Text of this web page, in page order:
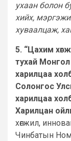
ухаан болон
хийх,
хуваалцаж,
5. “Цахим
тухай
харилцаа
Солонгос
харилцаа
Харилцан
хөгжил,
Чинбатын